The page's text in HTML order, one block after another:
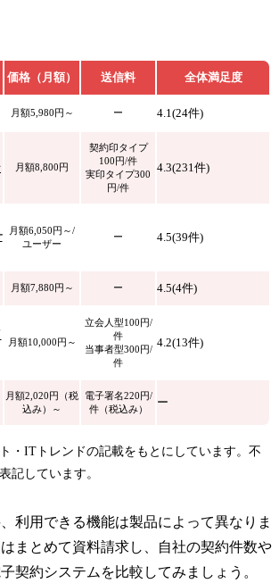
価格（月額） 送信料 全体満足度
月額5,980円～ ー 4.1(24件)
月額8,800円
契約印タイプ
100円/件
実印タイプ300
円/件
4.3(231件)
月額6,050円～/
ユーザー
ー 4.5(39件)
月額7,880円～ ー 4.5(4件)
月額10,000円～
立会人型100円/
件
当事者型300円/
件
4.2(13件)
月額2,020円（税
込み）～
電子署名220円/
件（税込み）
ー
・ITトレンドの記載をもとにしています。不
記しています。
利用できる機能は製品によって異なりま
まとめて資料請求し、自社の契約件数や
契約システムを比較してみましょう。